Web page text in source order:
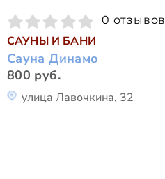
0 отзывов
САУНЫ И БАНИ
Сауна Динамо
800 руб.
улица Лавочкина, 32